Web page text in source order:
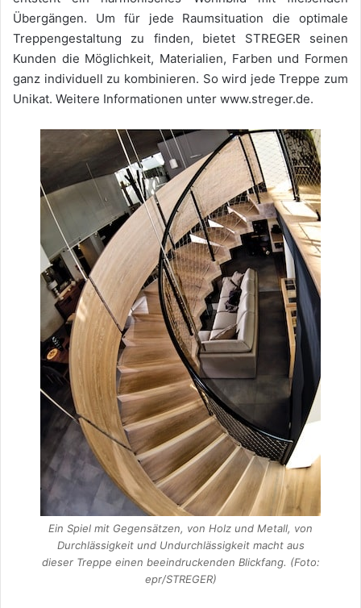
Übergängen. Um für jede Raumsituation die optimale
Treppengestaltung zu finden, bietet STREGER seinen
Kunden die Möglichkeit, Materialien, Farben und Formen
ganz individuell zu kombinieren. So wird jede Treppe zum
Unikat. Weitere Informationen unter www.streger.de.
Ein Spiel mit Gegensätzen, von Holz und Metall, von
Durchlässigkeit und Undurchlässigkeit macht aus
dieser Treppe einen beeindruckenden Blickfang. (Foto:
epr/STREGER)